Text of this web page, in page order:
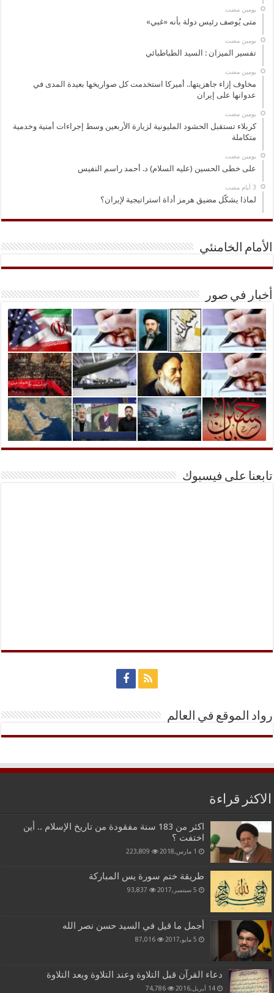
‏يومين مضت
متى يُوصف رئيس دولة بأنه «غبي»
‏يومين مضت
تفسير الميزان : السيد الطباطبائي
‏يومين مضت
مخاوف إزاء جاهزيتها.. أميركا استخدمت كل صواريخها بعيدة المدى في
عدوانها على إيران
‏يومين مضت
كربلاء تستقبل الحشود المليونية لزيارة الأربعين وسط إجراءات أمنية وخدمية
متكاملة
‏يومين مضت
على خطى الحسين (عليه السلام) د. أحمد راسم النفيس
لماذا يشكّل مضيق هرمز أداة استراتيجية لإيران؟
الأمام الخامنئي
أخبار في صور
تابعنا على فيسبوك
رواد الموقع في العالم
الاكثر قراءة
اكثر من 183 سنة مفقودة من تاريخ الإسلام .. أين
اختفت ؟
1 مارس,2018 223,809
طريقة ختم سورة يس المباركة
5 سبتمبر,2017 93,837
أجمل ما قيل في السيد حسن نصر الله
5 مايو,2017 87,016
دعاء القرآن قبل التلاوة وعند التلاوة وبعد التلاوة
14 أبريل,2016 74,786